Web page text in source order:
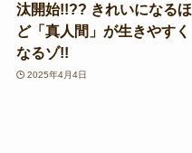
汰開始!!?? きれいになるほ
ど「真人間」が生きやすく
なるゾ!!
2025年4月4日